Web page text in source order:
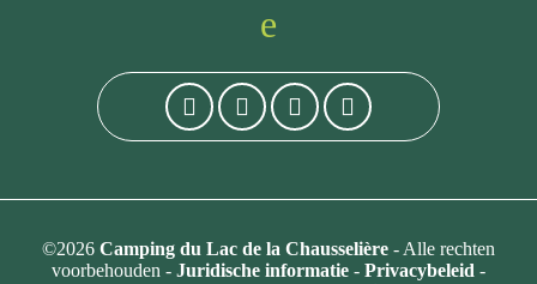
e
©2026 Camping du Lac de la Chausselière - Alle rechten
voorbehouden - Juridische informatie - Privacybeleid -